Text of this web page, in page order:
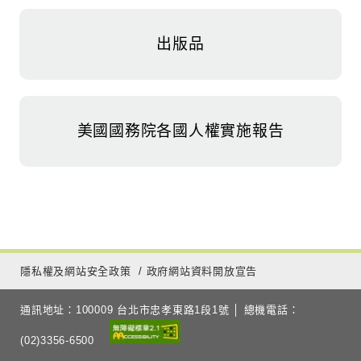
出版品
美國國務院各國人權實施報告
隱私權及網站安全政策 / 政府網站資料開放宣告
通訊地址：100009 台北市忠孝東路1段1號 │ 總機電話：
(02)3356-6500